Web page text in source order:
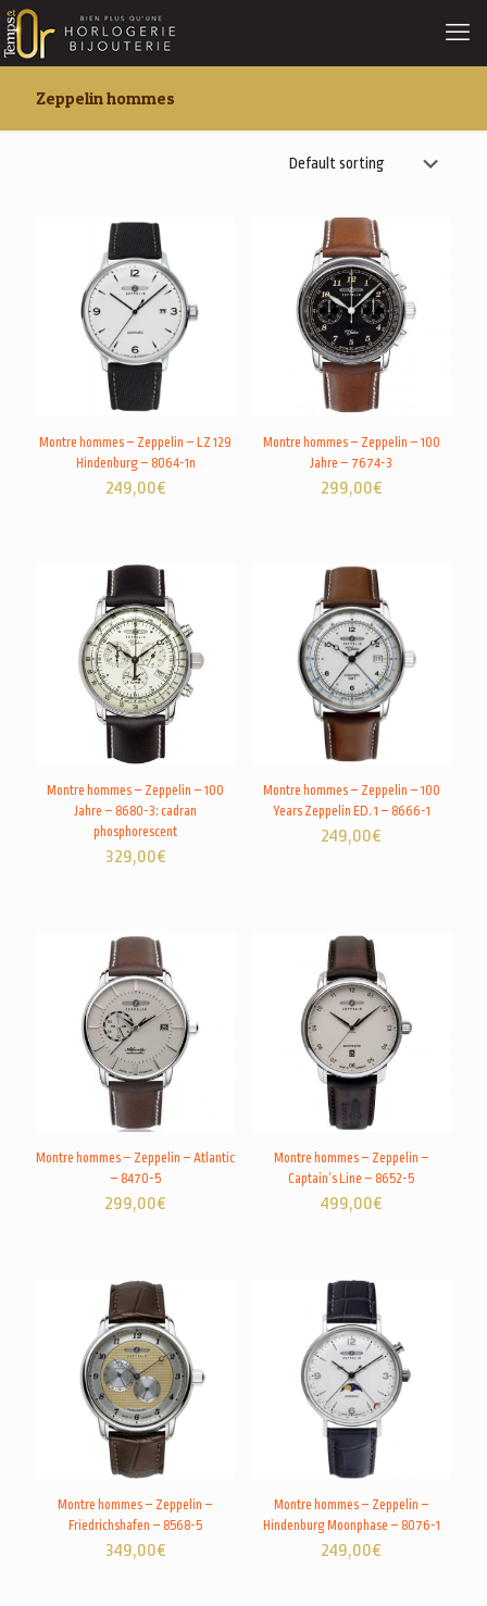
Zeppelin hommes
Montre hommes – Zeppelin – LZ 129
Hindenburg – 8064-1n
249,00€
Montre hommes – Zeppelin – 100
Jahre – 7674-3
299,00€
Montre hommes – Zeppelin – 100
Jahre – 8680-3: cadran
phosphorescent
329,00€
Montre hommes – Zeppelin – 100
Years Zeppelin ED. 1 – 8666-1
249,00€
Montre hommes – Zeppelin – Atlantic
– 8470-5
299,00€
Montre hommes – Zeppelin –
Captain’s Line – 8652-5
499,00€
Montre hommes – Zeppelin –
Friedrichshafen – 8568-5
349,00€
Montre hommes – Zeppelin –
Hindenburg Moonphase – 8076-1
249,00€